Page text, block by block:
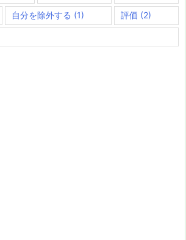
自分を除外する (1) 評価 (2)